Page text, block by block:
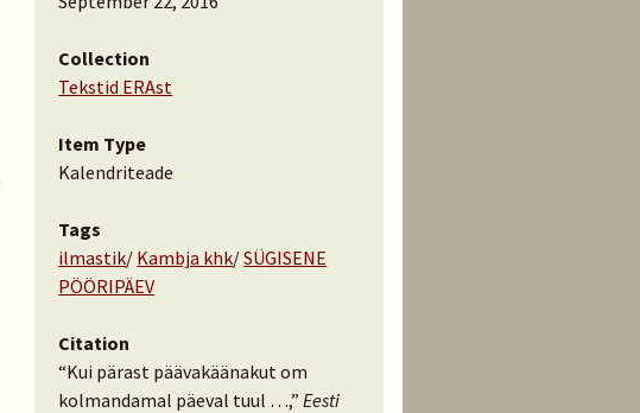
Collection
Tekstid ERAst
Item Type
Kalendriteade
Tags
ilmastik/ Kambja khk/SÜGISENE
PÖÖRIPÄEV
Citation
“Kui pärast päävakäänakut om
kolmandamal päeval tuul …,”Eesti